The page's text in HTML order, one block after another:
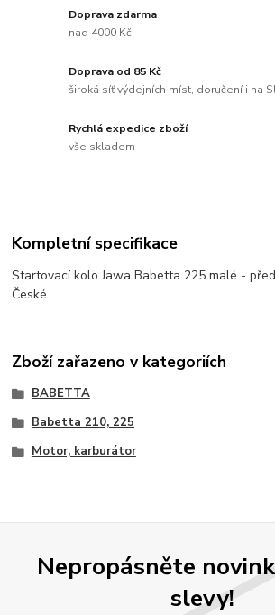
Doprava zdarma
nad 4000 Kč
Doprava od 85 Kč
široká síť výdejních míst, doručení i na
Rychlá expedice zboží
vše skladem
Kompletní specifikace
Startovací kolo Jawa Babetta 225 malé -
České
Zboží zařazeno v kategoriích
BABETTA
Babetta 210, 225
Motor, karburátor
Nepropásněte
slevy!